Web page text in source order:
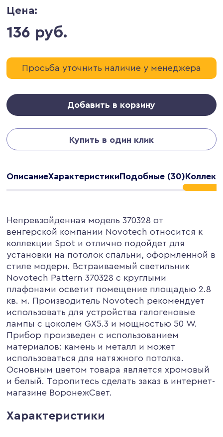
Цена:
136 руб.
Просьба уточнить наличие у менеджера
Добавить в корзину
Купить в один клик
ОписаниеХарактеристикиПодобные (30)
Непревзойденная модель 370328 от
венгерской компании Novotech относится к
коллекции Spot и отлично подойдет для
установки на потолок спальни, оформленной в
стиле модерн. Встраиваемый светильник
Novotech Pattern 370328 с круглыми
плафонами осветит помещение площадью 2.8
кв. м. Производитель Novotech рекомендует
использовать для устройства галогеновые
лампы с цоколем GX5.3 и мощностью 50 W.
Прибор произведен с использованием
материалов: камень и металл и может
использоваться для натяжного потолка.
Основным цветом товара является хромовый
и белый. Торопитесь сделать заказ в интернет-
магазине ВоронежСвет.
Характеристики